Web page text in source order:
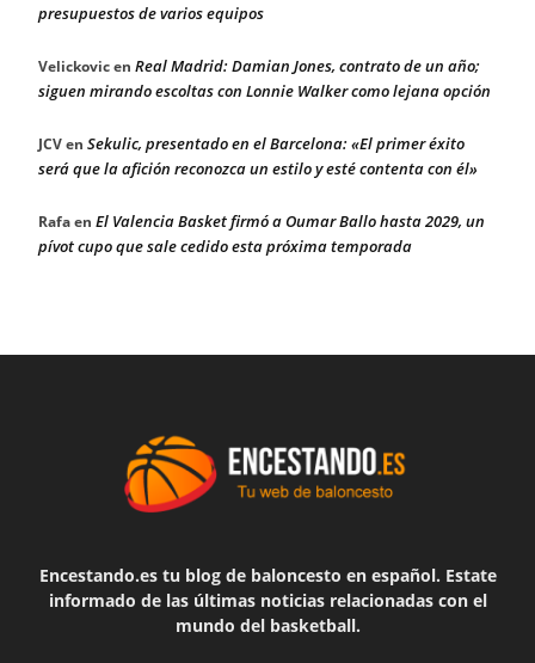
presupuestos de varios equipos
Velickovicen Real Madrid: Damian Jones, contrato de un año;
siguen mirando escoltas con Lonnie Walker como lejana opción
JCVen Sekulic, presentado en el Barcelona: «El primer éxito
será que la afición reconozca un estilo y esté contenta con él»
Rafaen El Valencia Basket firmó a Oumar Ballo hasta 2029, un
pívot cupo que sale cedido esta próxima temporada
Encestando.es tu blog de baloncesto en español. Estate
informado de las últimas noticias relacionadas con el
mundo del basketball.